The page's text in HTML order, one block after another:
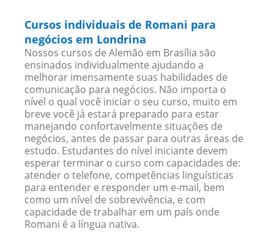
Cursos individuais de Romani para
negócios em Londrina
Nossos cursos de Alemão em Brasília são
ensinados individualmente ajudando a
melhorar imensamente suas habilidades de
comunicação para negócios. Não importa o
nível o qual você iniciar o seu curso, muito em
breve você já estará preparado para estar
manejando confortavelmente situações de
negócios, antes de passar para outras áreas de
estudo. Estudantes do nível iniciante devem
esperar terminar o curso com capacidades de:
atender o telefone, competências linguísticas
para entender e responder um e-mail, bem
como um nível de sobrevivência, e com
capacidade de trabalhar em um país onde
Romani é a língua nativa.